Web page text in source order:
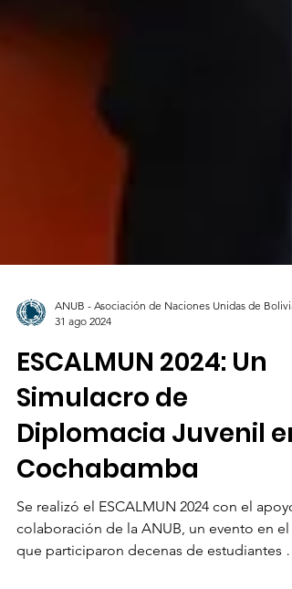
ANUB - Asociación de Naciones Unidas de Bolivia
31 ago 2024
ESCALMUN 2024: Un
Simulacro de
Diplomacia Juvenil en
Cochabamba